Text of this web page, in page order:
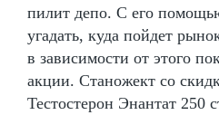
пилит депо. С его
угадать, куда пойдет
в зависимости от этого
акции. Станожект со
Тестостерон Энантат 250